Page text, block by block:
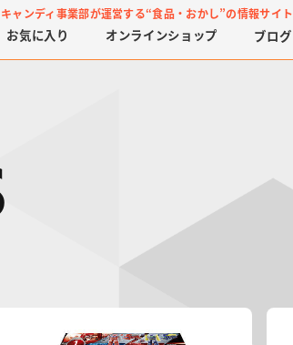
ャンディ事業部が運営する“食品・おかし”の情報サイト
お気に入り オンラインショップ ブログ